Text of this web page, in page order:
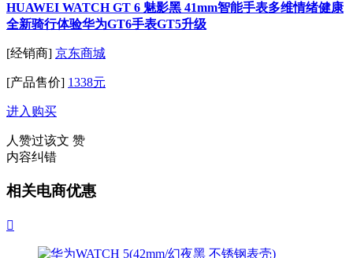
HUAWEI WATCH GT 6 魅影黑 41mm智能手表多维情绪健康
全新骑行体验华为GT6手表GT5升级
[经销商] 京东商城
[产品售价] 1338元
进入购买
人赞过该文 赞
内容纠错
相关电商优惠
